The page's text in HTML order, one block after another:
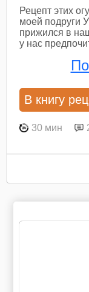
Рецепт этих
моей подруги
прижился в
у нас
В книгу
30 мин